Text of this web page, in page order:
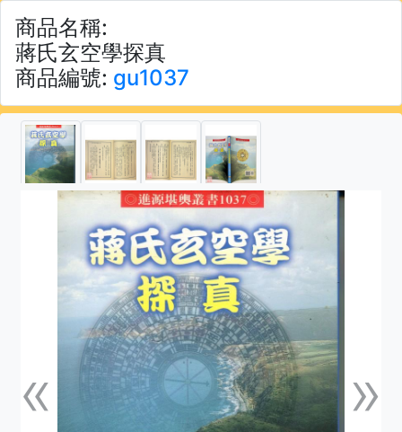
商品名稱:
蔣氏玄空學探真
商品編號: gu1037
«上一張 »下一